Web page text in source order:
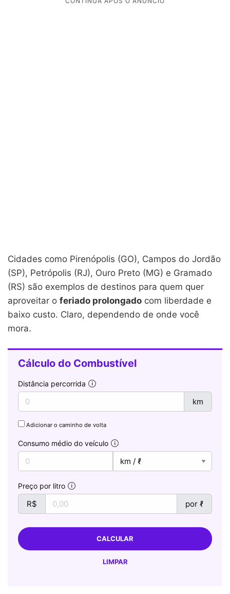
Cidades como Pirenópolis (GO), Campos do Jordão
(SP), Petrópolis (RJ), Ouro Preto (MG) e Gramado
(RS) são exemplos de destinos para quem quer
aproveitar o feriado prolongado com liberdade e
baixo custo. Claro, dependendo de onde você
mora.